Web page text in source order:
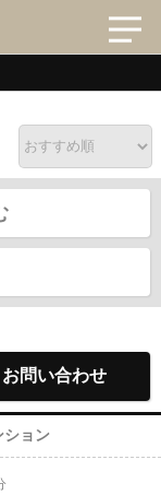
お問い合わせ
ション